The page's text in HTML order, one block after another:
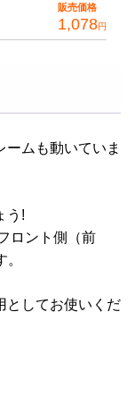
販売価格
1,078円
ムも動いていま
う!
ロント側（前
としてお使いくだ